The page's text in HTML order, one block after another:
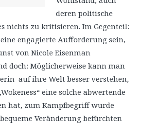
deren politische
nichts zu kritisieren. Im Gegenteil:
engagierte Aufforderung sein,
von Nicole Eisenman
doch: Möglicherweise kann man
auf ihre Welt besser verstehen,
eine solche abwertende
hat, zum Kampfbegriff wurde
Veränderung befürchten